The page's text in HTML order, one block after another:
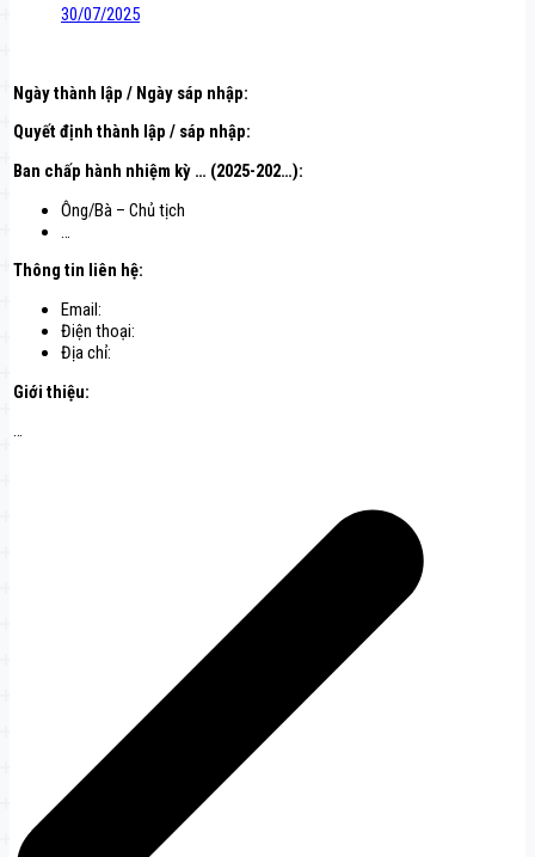
30/07/2025
Ngày thành lập / Ngày sáp nhập:
Quyết định thành lập / sáp nhập:
Ban chấp hành nhiệm kỳ … (2025-202…):
Ông/Bà – Chủ tịch
…
Thông tin liên hệ:
Email:
Điện thoại:
Địa chỉ:
Giới thiệu:
…